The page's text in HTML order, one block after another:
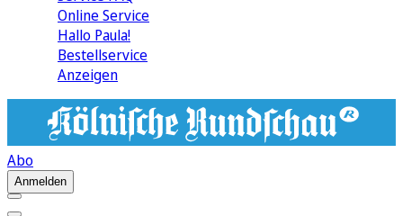
Online Service
Hallo Paula!
Bestellservice
Anzeigen
Abo
Anmelden